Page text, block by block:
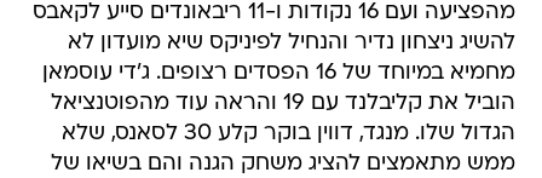
מהפציעה ועם 16 נקודות ו-11 ריבאונדים סייע לקאבס
להשיג ניצחון נדיר והנחיל לפיניקס שיא מועדון לא
מחמיא במיוחד של 16 הפסדים רצופים. ג'די עוסמאן
הוביל את קליבלנד עם 19 והראה עוד מהפוטנציאל
הגדול שלו. מנגד, דווין בוקר קלע 30 לסאנס, שלא
ממש מתאמצים להציג משחק הגנה והם בשיאו של